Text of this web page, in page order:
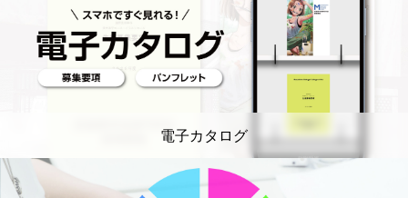
電子カタログ